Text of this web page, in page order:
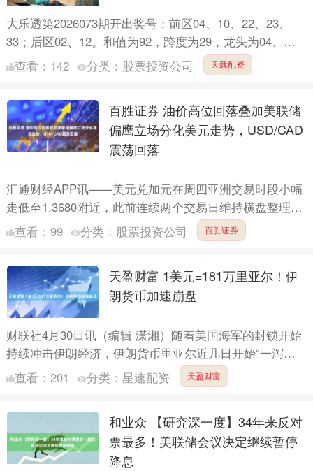
大乐透第2026073期开出奖号：前区04、10、22、23、
33；后区02、12。和值为92，跨度为29，龙头为04、凤
尾为33。 其中前区三区比2:2:1，....
查看： 142 分类： 股票投资公司 天载配资
百胜证券 油价高位回落叠加美联储
偏鹰立场分化美元走势，USD/CAD
震荡回落
汇通财经APP讯——美元兑加元在周四亚洲交易时段小幅
走低至1.3680附近，此前连续两个交易日维持横盘整理。
尽管美元短线出现回调，但整体跌幅有限，主要受到原油
价....
查看： 99 分类： 股票投资公司 百胜证券
天盈财富 1美元=181万里亚尔！伊
朗货币加速崩盘
财联社4月30日讯（编辑 潇湘）随着美国海军的封锁开始
持续冲击伊朗经济，伊朗货币里亚尔近几日开始“一泻千
里”…… 据国内权威媒体引述伊朗学生通讯社29日报道，
伊....
查看： 201 分类： 星速配资 天盈财富
和业众 【研究深一度】34年来反对
票最多！美联储会议决定继续暂停
降息